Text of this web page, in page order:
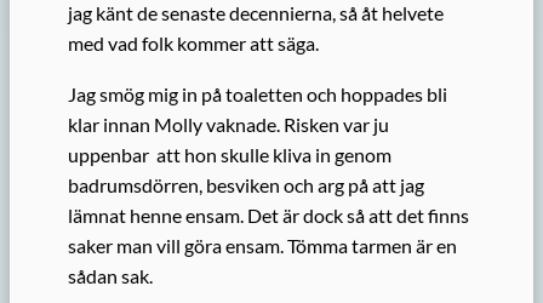
jag känt de senaste decennierna, så åt helvete
med vad folk kommer att säga.
Jag smög mig in på toaletten och hoppades bli
klar innan Molly vaknade. Risken var ju
uppenbar att hon skulle kliva in genom
badrumsdörren, besviken och arg på att jag
lämnat henne ensam. Det är dock så att det finns
saker man vill göra ensam. Tömma tarmen är en
sådan sak.